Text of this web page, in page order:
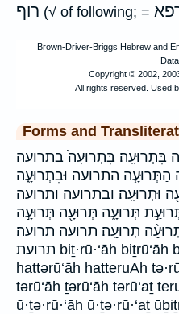
רוף (√ of following; =
Forms and
בִּתְרוּעָֽה׃ בִּתְרוּעָה֙ בתרועה
הַתְּרוּעָ֧ה התרועה וּבִתְרוּעָ֑ה
וּתְרוּעָֽה׃ ובתרועה ותרועה
תְּרוּעָ֑ה תְּרוּעָ֖ה תְּרוּעָ֣ה
תְרוּעָֽה׃ תרועה תרועה׃
תרועת biṯ·rū·‘āh biṯrū‘āh bitruAh hat·tə·rū·‘āh
hattərū‘āh hatteruAh
tərū‘āh ṯərū‘āh tərū‘aṯ
ū·ṯə·rū·‘āh ū·ṯə·rū·‘aṯ